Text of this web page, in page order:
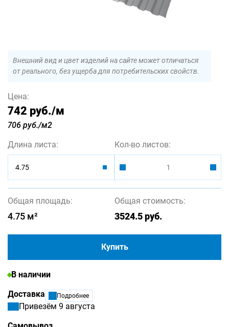
Внешний вид и цвет изделий на сайте может отличаться
от реального, без ущерба для потребительских свойств.
Цена:
742 руб./м
706 руб./м2
Длина листа:
4.75
Кол-во листов:
Общая площадь:
4.75 м²
Общая стоимость:
3524.5руб.
Купить
В наличии
Доставка
Подробнее
Привезём 9 августа